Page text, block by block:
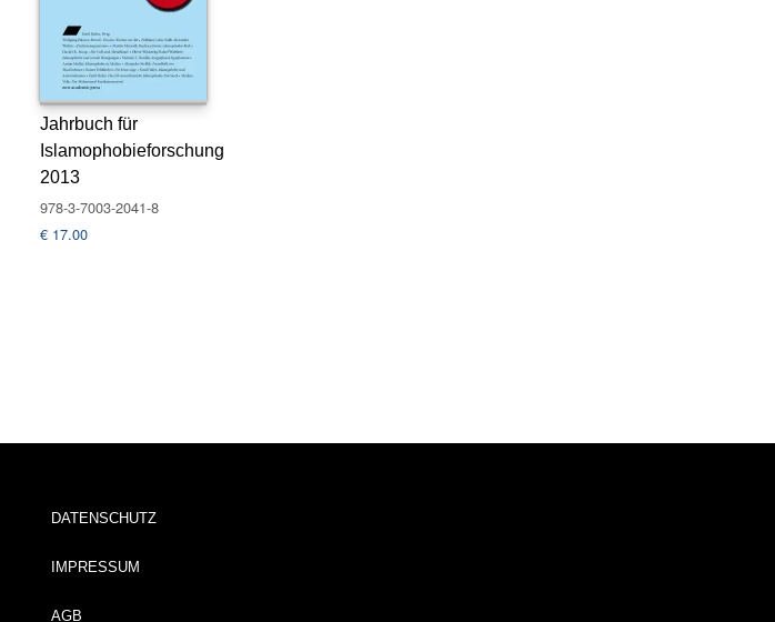
Jahrbuch für
Islamophobieforschung
2013
978-3-7003-2041-8
€ 17.00
DATENSCHUTZ
IMPRESSUM
AGB